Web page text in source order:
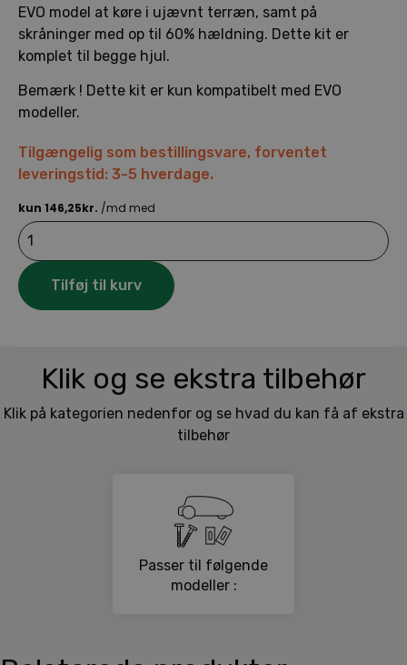
EVO model at køre i ujævnt terræn, samt på
skråninger med op til 60% hældning. Dette kit er
komplet til begge hjul.
Bemærk ! Dette kit er kun kompatibelt med EVO
modeller.
Tilgængelig som bestillingsvare, forventet
leveringstid: 3-5 hverdage.
STIHL
iMow
EVO
Upgrade
Kit
antal
Tilføj til kurv
Klik og se ekstra tilbehør
Klik på kategorien nedenfor og se hvad du kan få af ekstra
tilbehør
Passer til følgende
modeller :